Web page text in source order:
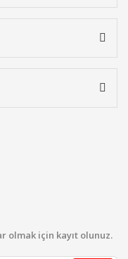
olmak için kayıt olunuz.